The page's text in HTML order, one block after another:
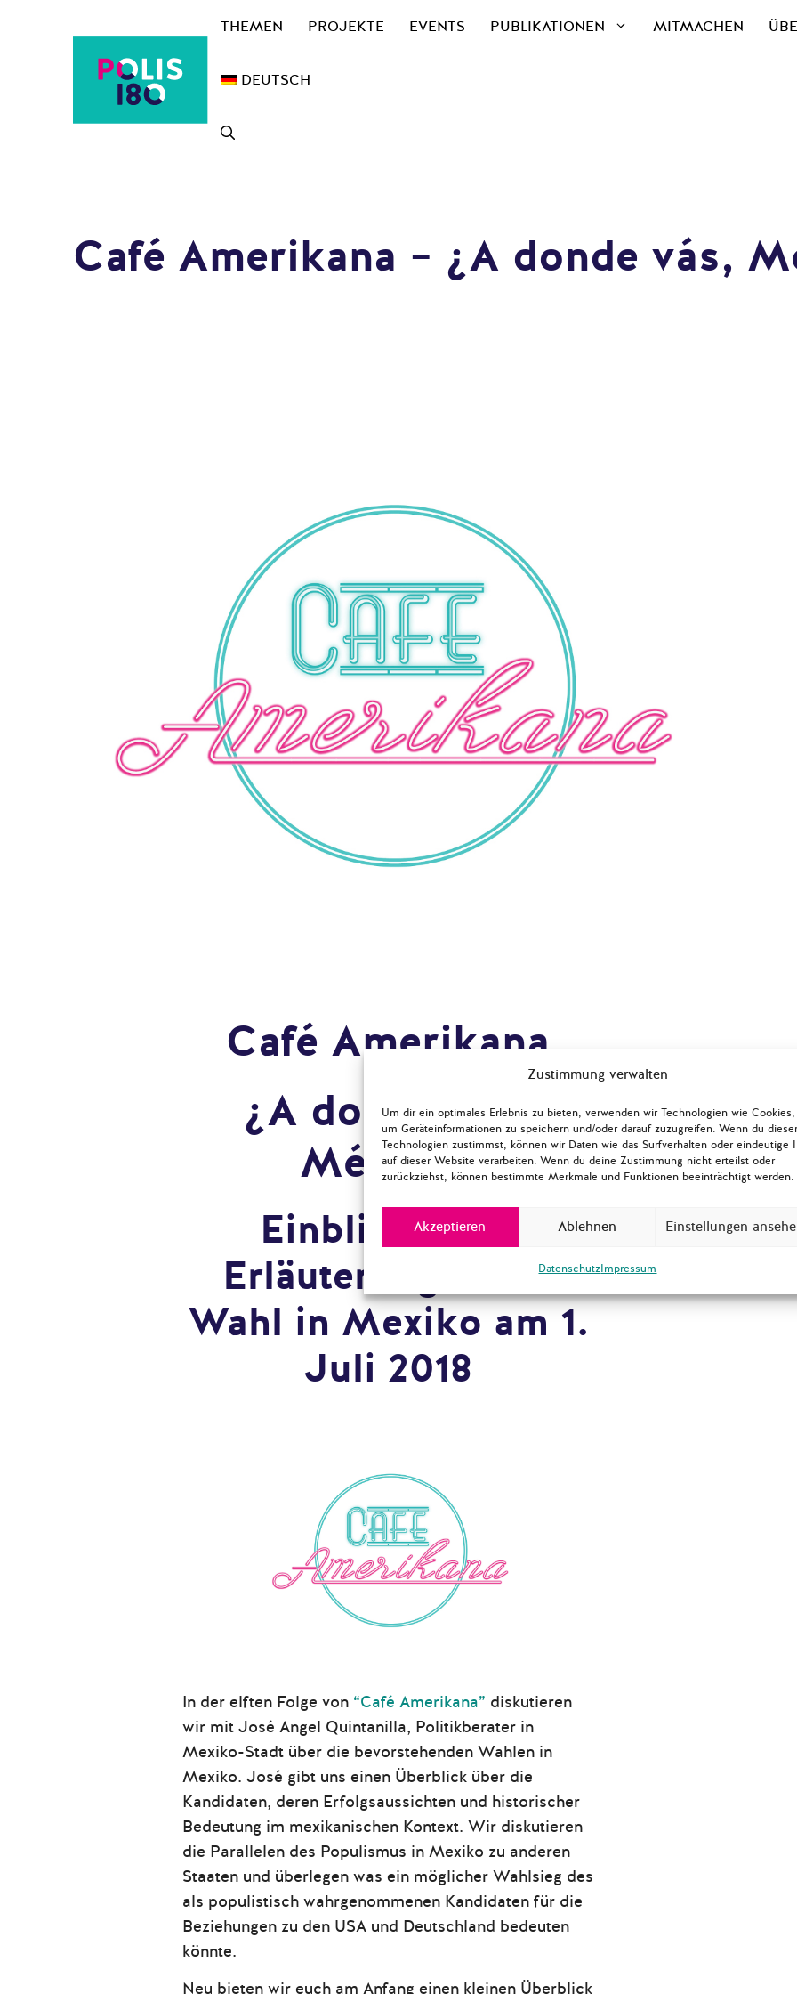
Zustimmung verwalten
Um dir ein optimales Erlebnis zu bieten, verwenden wir Technologien wie Cookies,
um Geräteinformationen zu speichern und/oder darauf zuzugreifen. Wenn du
Technologien zustimmst, können wir Daten wie das Surfverhalten oder eindeutige
auf dieser Website verarbeiten. Wenn du deine Zustimmung nicht erteilst oder
zurückziehst, können bestimmte Merkmale und Funktionen beeinträchtigt werden.
Akzeptieren Ablehnen Einstellungen
DatenschutzImpressum
THEMEN PROJEKTE EVENTS PUBLIKATIONEN MITMACHEN
DEUTSCH
Café Amerikana – ¿A donde vás,
Café Amerikana
¿A donde vás,
México?
Einblicke und
Erläuterungen zur
Wahl in Mexiko am 1.
Juli 2018
In der elften Folge von “Café Amerikana” diskutieren
wir mit José Angel Quintanilla, Politikberater in
Mexiko-Stadt über die bevorstehenden Wahlen in
Mexiko. José gibt uns einen Überblick über die
Kandidaten, deren Erfolgsaussichten und historischer
Bedeutung im mexikanischen Kontext. Wir diskutieren
die Parallelen des Populismus in Mexiko zu anderen
Staaten und überlegen was ein möglicher Wahlsieg des
als populistisch wahrgenommenen Kandidaten für die
Beziehungen zu den USA und Deutschland bedeuten
könnte.
Neu bieten wir euch am Anfang einen kleinen Überblick